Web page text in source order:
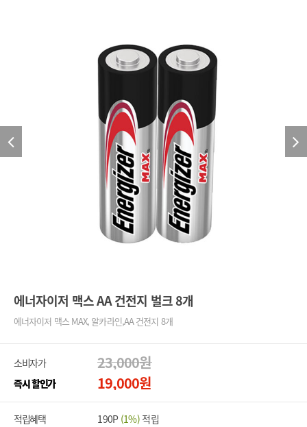
에너자이저 맥스 AA 건전지 벌크 8개
에너자이저 맥스 MAX, 알카라인,AA 건전지 8개
소비자가 23,000원
즉시 할인가 19,000원
적립혜택 190P (1%) 적립